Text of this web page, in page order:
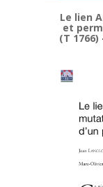
Le lien
et
(T 1766)